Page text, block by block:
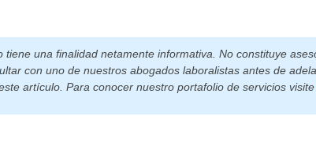
una finalidad netamente informativa. No constituye
con uno de nuestros abogados laboralistas antes de
artículo. Para conocer nuestro portafolio de servicios visite